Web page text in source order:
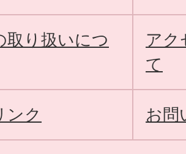
取り扱いにつ
アク
て
ンク お問